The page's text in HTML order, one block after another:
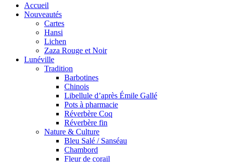
Accueil
Nouveautés
Cartes
Hansi
Lichen
Zaza Rouge et Noir
Lunéville
Tradition
Barbotines
Chinois
Libellule d’après Émile Gallé
Pots à pharmacie
Réverbère Coq
Réverbère fin
Nature & Culture
Bleu Salé / Sanséau
Chambord
Fleur de corail